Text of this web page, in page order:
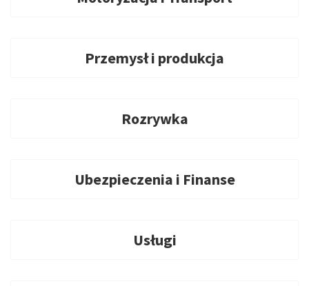
Przemysł i produkcja
Rozrywka
Ubezpieczenia i Finanse
Usługi